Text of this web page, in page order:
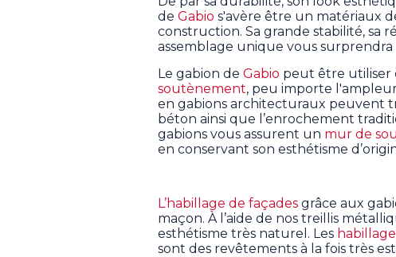
de Gabio s'avère être un matériaux
construction. Sa grande stabilité, sa
assemblage unique vous surprendra
Le gabion de Gabio peut être utiliser
soutènement, peu importe
en gabions architecturaux peuvent
béton ainsi que l’enrochement
gabions vous assurent un mur de
en conservant son esthétisme
L’habillage de façades grâce aux
maçon. À l’aide de nos treillis
esthétisme très naturel. Les
sont des revêtements à la fois très